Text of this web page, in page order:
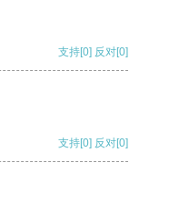
支持[0] 反对[0]
支持[0] 反对[0]